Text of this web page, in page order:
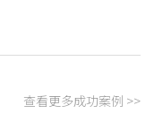
查看更多成功案例 >>